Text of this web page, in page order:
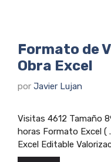
Formato de
Obra Excel
por Javier Lujan
Visitas 4612 Tamaño
horas Formato Excel
Excel Editable